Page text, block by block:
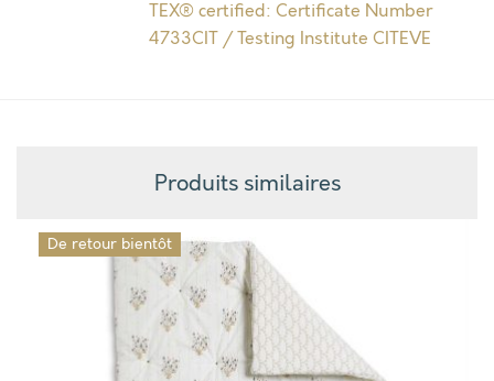
TEX® certified: Certificate Number
4733CIT / Testing Institute CITEVE
Produits similaires